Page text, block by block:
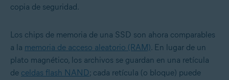
copia de seguridad.
Los chips de memoria de una SSD son ahora comparables
a la memoria de acceso aleatorio (RAM). En lugar de un
plato magnético, los archivos se guardan en una retícula
de celdas flash NAND; cada retícula (o bloque) puede